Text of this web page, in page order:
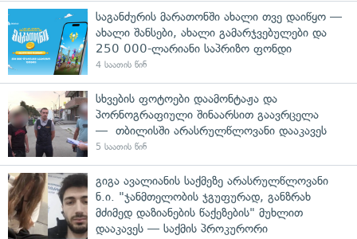
საგანძურის მარათონში ახალი თვე დაიწყო —
ახალი შანსები, ახალი გამარჯვებულები და
250 000-ლარიანი საპრიზო ფონდი
4 საათის წინ
სხვების ფოტოები დაამონტაჟა და
პორნოგრაფიული შინაარსით გაავრცელა
— თბილისში არასრულწლოვანი დააკავეს
5 საათის წინ
გიგა ავალიანის საქმეზე არასრულწლოვანი
ნ.ი. "ჯანმთელობის ჯგუფურად, განზრახ
მძიმედ დაზიანების წაქეზების" მუხლით
დააკავეს — საქმის პროკურორი